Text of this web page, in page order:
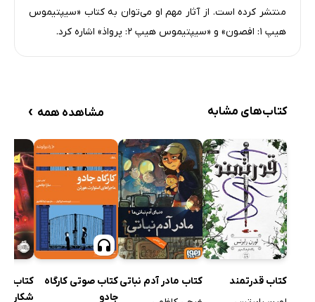
منتشر کرده است. از آثار مهم او می‌توان به کتاب «سیپتیموس
هیپ ۱: افصون» و «سیپتیموس هیپ ۲: پرواذ» اشاره کرد.
کتاب‌های مشابه مشاهده همه ›
کتاب قدرتمند
کتاب مادر آدم نباتیکتاب صوتی کارگاه
جادو
شکار